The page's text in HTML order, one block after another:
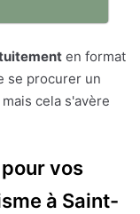
en format
se procurer un
cela s'avère
vos
à Saint-